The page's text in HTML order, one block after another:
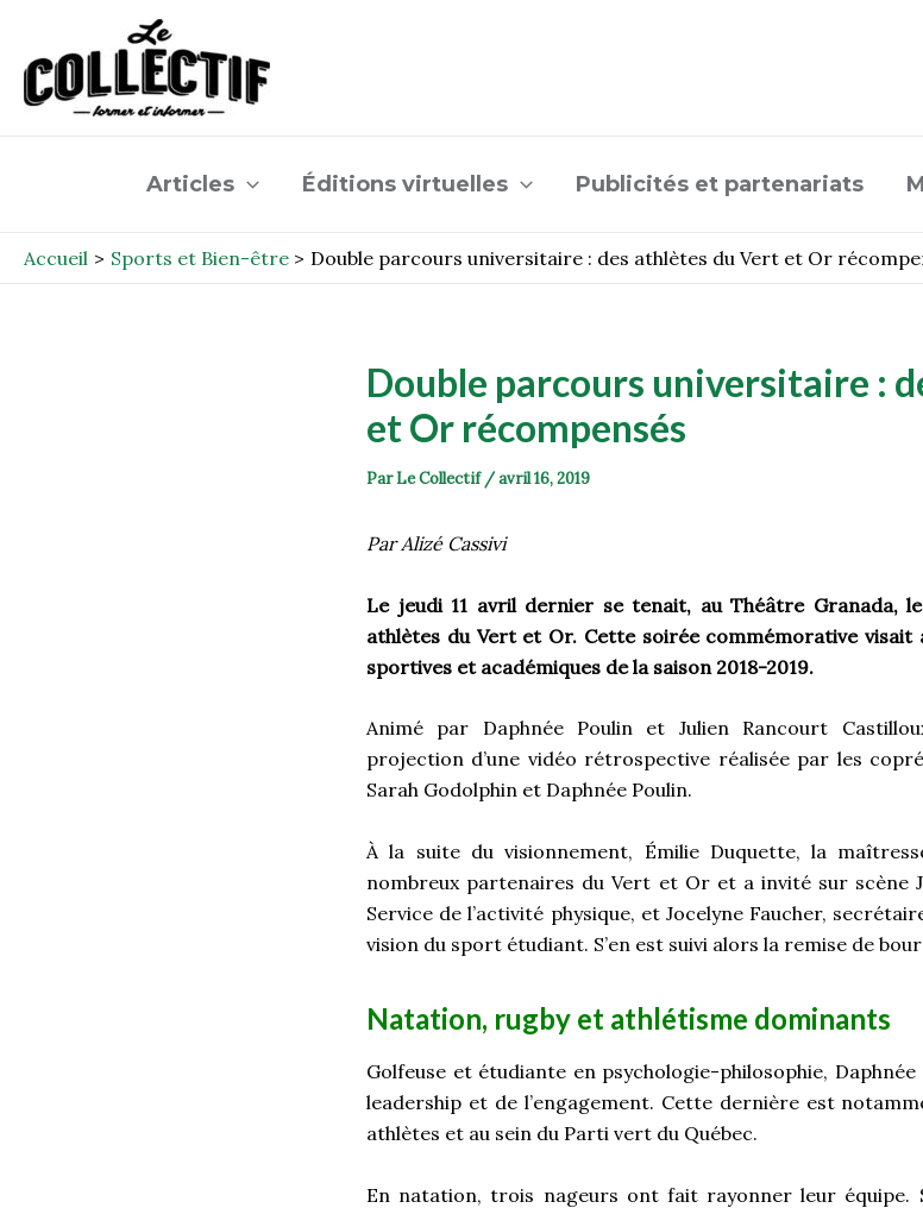
contenu
Articles Éditions virtuelles Publicités et partenariats
Accueil Sports et Bien-être Double parcours universitaire : des athlètes du Vert et Or
Double parcours universitaire :
et Or récompensés
ParLe Collectif /avril 16, 2019
Par Alizé Cassivi
Le jeudi 11 avril dernier se tenait, au Théâtre Granada,
athlètes du Vert et Or. Cette soirée commémorative visait
sportives et académiques de la saison 2018-2019.
Animé par Daphnée Poulin et Julien Rancourt
projection d’une vidéo rétrospective réalisée par les
Sarah Godolphin et Daphnée Poulin.
À la suite du visionnement, Émilie Duquette, la
nombreux partenaires du Vert et Or et a invité sur scène
Service de l’activité physique, et Jocelyne Faucher,
vision du sport étudiant. S’en est suivi alors la remise de
Natation, rugby et athlétisme dominants
Golfeuse et étudiante en psychologie-philosophie,
leadership et de l’engagement. Cette dernière est
athlètes et au sein du Parti vert du Québec.
En natation, trois nageurs ont fait rayonner leur équipe.